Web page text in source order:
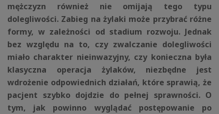
mężczyzn również nie omijają tego typu
dolegliwości. Zabieg na żylaki może przybrać różne
formy, w zależności od stadium rozwoju. Jednak
bez względu na to, czy zwalczanie dolegliwości
miało charakter nieinwazyjny, czy konieczna była
klasyczna operacja żylaków, niezbędne jest
wdrożenie odpowiednich działań, które sprawią, że
pacjent szybko dojdzie do pełnej sprawności. O
tym, jak powinno wyglądać postępowanie po